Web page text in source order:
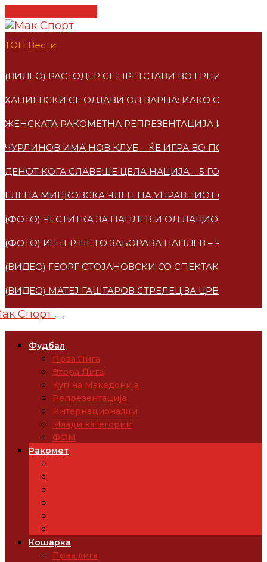
ТОП Вести:
(ВИДЕО) РАСТОДЕР СЕ ПРЕТСТАВИ ВО ГРЦИЈА –
ХАЏИЕВСКИ СЕ ОДЈАВИ ОД ВАРНА: ИАКО СУМ
ЖЕНСКАТА РАКОМЕТНА РЕПРЕЗЕНТАЦИЈА ИМАА
ЧУРЛИНОВ ИМА НОВ КЛУБ – ЌЕ ИГРА ВО ПОЛСКА
ДЕНОТ КОГА СЛАВЕШЕ ЦЕЛА НАЦИЈА – 5 ГОДИНИ
ЕЛЕНА МИЦКОВСКA ЧЛЕН НА УПРАВНИОТ ОДБОР
(ФОТО) ЧЕСТИТКА ЗА ПАНДЕВ И ОД ЛАЦИО
(ФОТО) ИНТЕР НЕ ГО ЗАБОРАВА ПАНДЕВ –
(ВИДЕО) ГЕОРГ СТОЈАНОВСКИ СО СПЕКТАКУЛАРЕН
(ВИДЕО) МАТЕЈ ГАШТАРОВ СТРЕЛЕЦ ЗА ЦРВЕНА
Фудбал
Прва Лига
Втора Лига
Куп на Македонија
Репрезентација
Интернационалци
Млади категории
ФФМ
Ракомет
Кошарка
Прва лига